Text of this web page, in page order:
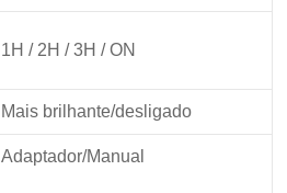
1H / 2H / 3H / ON
Mais brilhante/desligado
Adaptador/Manual